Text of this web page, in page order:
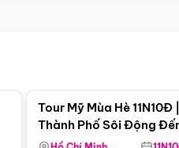
Tour Mỹ Mùa Hè 11N10Đ
Thành Phố Sôi Động
Thiên Nhiên Mỹ